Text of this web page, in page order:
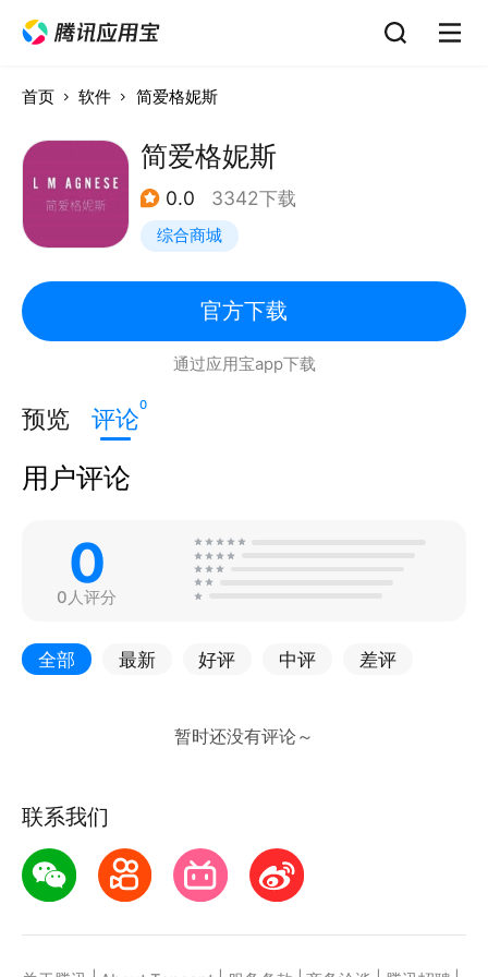
首页 软件 简爱格妮斯
简爱格妮斯
0.0 3342下载
综合商城
官方下载
通过应用宝app下载
预览 评论0
用户评论
0
0人评分
全部 最新 好评 中评 差评
联系我们